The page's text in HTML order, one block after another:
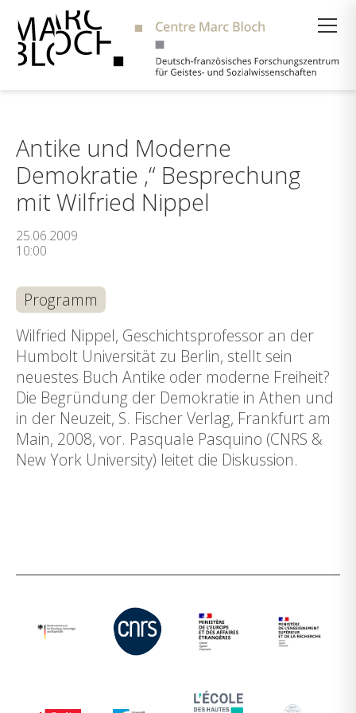
Antike und Moderne
Demokratie ‚“ Besprechung
mit Wilfried Nippel
25.06.2009
10:00
Programm
Wilfried Nippel, Geschichtsprofessor an der
Humbolt Universität zu Berlin, stellt sein
neuestes Buch Antike oder moderne Freiheit?
Die Begründung der Demokratie in Athen und
in der Neuzeit, S. Fischer Verlag, Frankfurt am
Main, 2008, vor. Pasquale Pasquino (CNRS &
New York University) leitet die Diskussion.